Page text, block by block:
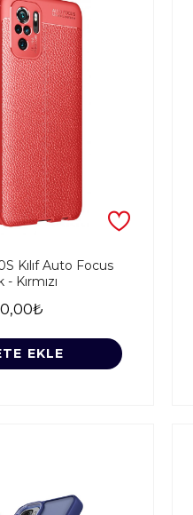
Kılıf Auto Focus
Kırmızı
EKLE